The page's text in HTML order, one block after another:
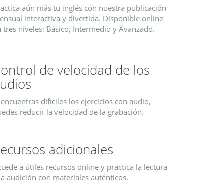
aún más tu inglés con nuestra publicación
interactiva y divertida. Disponible online
tres niveles: Básico, Intermedio y Avanzado.
de velocidad de los
encuentras difíciles los ejercicios con audio,
reducir la velocidad de la grabación.
adicionales
a útiles recursos online y practica la lectura
audición con materiales auténticos.